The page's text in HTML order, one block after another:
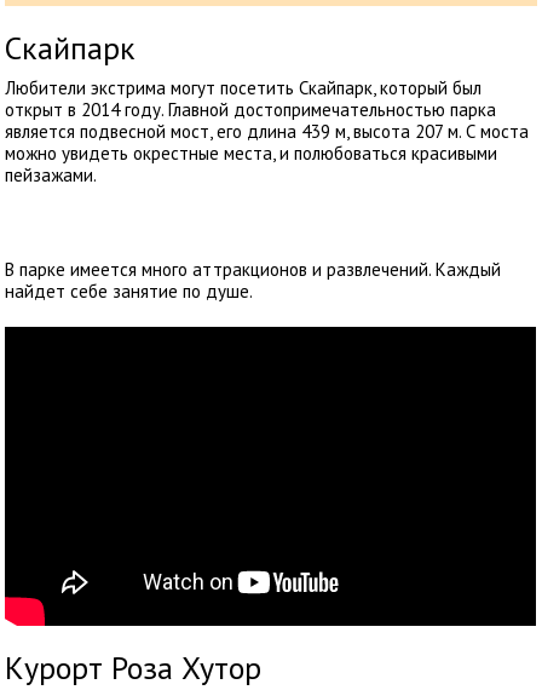
Скайпарк
Любители экстрима могут посетить Скайпарк, который был
открыт в 2014 году. Главной достопримечательностью парка
является подвесной мост, его длина 439 м, высота 207 м. С моста
можно увидеть окрестные места, и полюбоваться красивыми
пейзажами.
В парке имеется много аттракционов и развлечений. Каждый
найдет себе занятие по душе.
Курорт Роза Хутор